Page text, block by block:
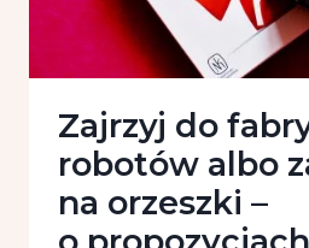
Zajrzyj do
robotów albo
na orzeszki –